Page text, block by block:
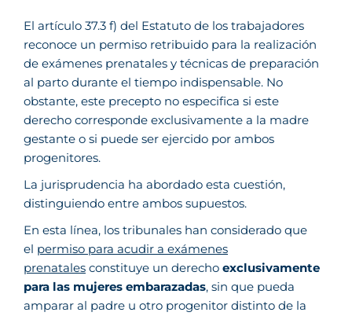
El artículo 37.3 f) del Estatuto de los trabajadores
reconoce un permiso retribuido para la realización
de exámenes prenatales y técnicas de preparación
al parto durante el tiempo indispensable. No
obstante, este precepto no especifica si este
derecho corresponde exclusivamente a la madre
gestante o si puede ser ejercido por ambos
progenitores.
La jurisprudencia ha abordado esta cuestión,
distinguiendo entre ambos supuestos.
En esta línea, los tribunales han considerado que
el permiso para acudir a exámenes
prenatales constituye un derecho exclusivamente
para las mujeres embarazadas, sin que pueda
amparar al padre u otro progenitor distinto de la